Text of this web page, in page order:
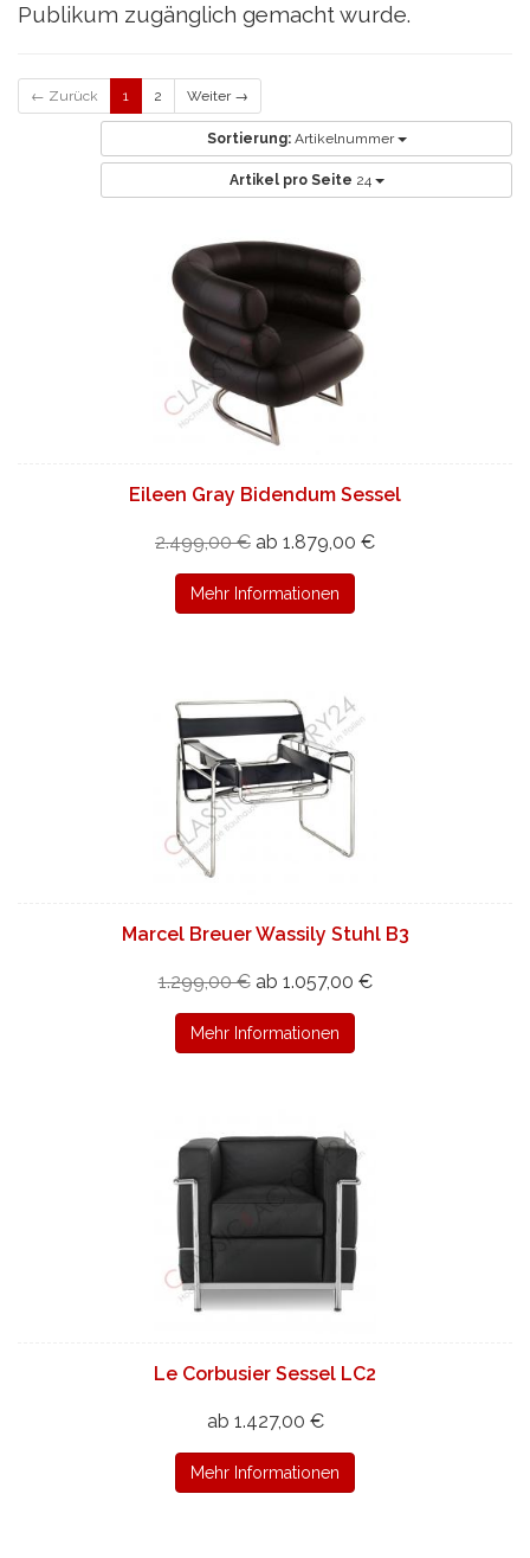
Publikum zugänglich gemacht wurde.
← Zurück 1 2 Weiter →
Sortierung: Artikelnummer
Artikel pro Seite 24
Eileen Gray Bidendum Sessel
2.499,00 € ab 1.879,00 €
Mehr Informationen
Marcel Breuer Wassily Stuhl B3
1.299,00 € ab 1.057,00 €
Mehr Informationen
Le Corbusier Sessel LC2
ab 1.427,00 €
Mehr Informationen